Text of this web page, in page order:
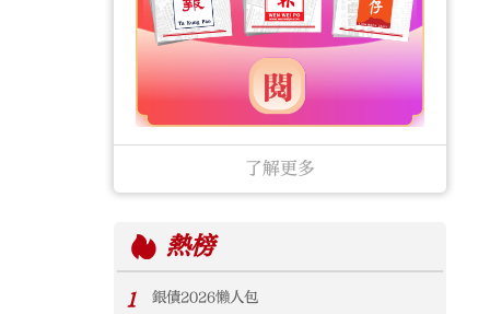
了解更多
熱榜
1 銀債2026懶人包